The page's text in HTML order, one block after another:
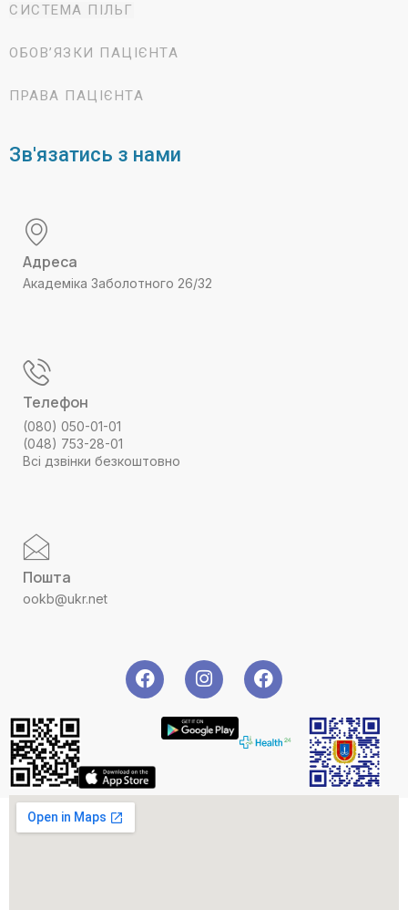
СИСТЕМА ПІЛЬГ
ОБОВ’ЯЗКИ ПАЦІЄНТА
ПРАВА ПАЦІЄНТА
Зв'язатись з нами
Адреса
Академіка Заболотного 26/32
Телефон
(080) 050-01-01
(048) 753-28-01
Всі дзвінки безкоштовно
Пошта
ookb@ukr.net